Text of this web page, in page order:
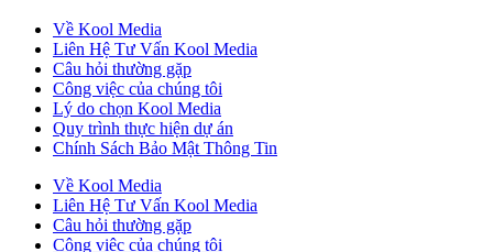
Về Kool Media
Liên Hệ Tư Vấn Kool Media
Câu hỏi thường gặp
Công việc của chúng tôi
Lý do chọn Kool Media
Quy trình thực hiện dự án
Chính Sách Bảo Mật Thông Tin
Về Kool Media
Liên Hệ Tư Vấn Kool Media
Câu hỏi thường gặp
Công việc của chúng tôi